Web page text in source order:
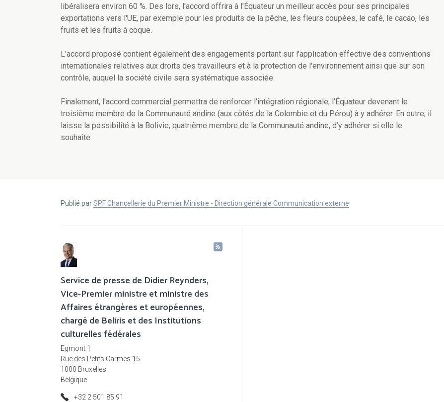
libéralisera environ 60 %. Des lors, l'accord offrira à l'Équateur un meilleur accès pour ses principales
exportations vers l'UE, par exemple pour les produits de la pêche, les fleurs coupées, le café, le cacao, les
fruits et les fruits à coque.
L'accord proposé contient également des engagements portant sur l'application effective des conventions
internationales relatives aux droits des travailleurs et à la protection de l'environnement ainsi que sur son
contrôle, auquel la société civile sera systématique associée.
Finalement, l'accord commercial permettra de renforcer l'intégration régionale, l'Équateur devenant le
troisième membre de la Communauté andine (aux côtés de la Colombie et du Pérou) à y adhérer. En outre, il
laisse la possibilité à la Bolivie, quatrième membre de la Communauté andine, d’y adhérer si elle le
souhaite.
Publié parSPF Chancellerie du Premier Ministre - Direction générale Communication externe
Service de presse de Didier Reynders,
Vice-Premier ministre et ministre des
Affaires étrangères et européennes,
chargé de Beliris et des Institutions
culturelles fédérales
Egmont 1
Rue des Petits Carmes 15
1000 Bruxelles
Belgique
+32 2 501 85 91